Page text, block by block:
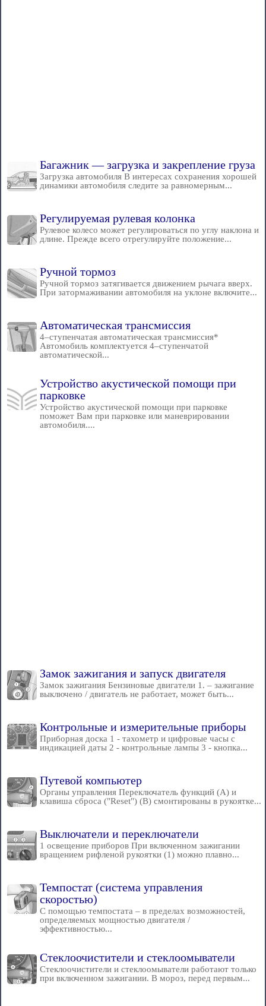
Багажник — загрузка и закрепление груза
Загрузка автомобиля В интересах сохранения хорошей
динамики автомобиля следите за равномерным...
Регулируемая рулевая колонка
Рулевое колесо может регулироваться по углу наклона и
длине. Прежде всего отрегулируйте положение...
Ручной тормоз
Ручной тормоз затягивается движением рычага вверх.
При затормаживании автомобиля на уклоне включите...
Автоматическая трансмиссия
4–ступенчатая автоматическая трансмиссия*
Автомобиль комплектуется 4–ступенчатой
автоматической...
Устройство акустической помощи при
парковке
Устройство акустической помощи при парковке
поможет Вам при парковке или маневрировании
автомобиля....
Замок зажигания и запуск двигателя
Замок зажигания Бензиновые двигатели 1. – зажигание
выключено / двигатель не работает, может быть...
Контрольные и измерительные приборы
Приборная доска 1 - тахометр и цифровые часы с
индикацией даты 2 - контрольные лампы 3 - кнопка...
Путевой компьютер
Органы управления Переключатель функций (А) и
клавиша сброса ("Reset") (В) смонтированы в рукоятке...
Выключатели и переключатели
1 освещение приборов При включенном зажигании
вращением рифленой рукоятки (1) можно плавно...
Темпостат (система управления
скоростью)
С помощью темпостата – в пределах возможностей,
определяемых мощностью двигателя /
эффективностью...
Стеклоочистители и стеклоомыватели
Стеклоочистители и стеклоомыватели работают только
при включенном зажигании. В мороз, перед первым...